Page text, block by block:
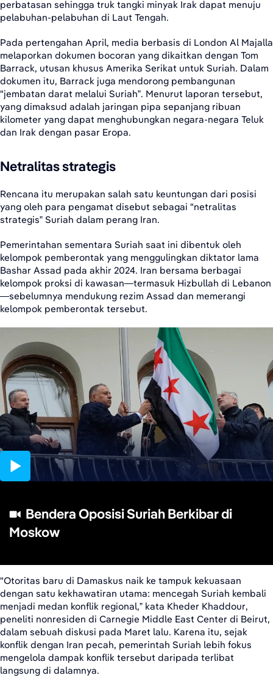
perbatasan sehingga truk tangki minyak Irak dapat menuju
pelabuhan-pelabuhan di Laut Tengah.
Pada pertengahan April, media berbasis di London Al Majalla
melaporkan dokumen bocoran yang dikaitkan dengan Tom
Barrack, utusan khusus Amerika Serikat untuk Suriah. Dalam
dokumen itu, Barrack juga mendorong pembangunan
"jembatan darat melalui Suriah”. Menurut laporan tersebut,
yang dimaksud adalah jaringan pipa sepanjang ribuan
kilometer yang dapat menghubungkan negara-negara Teluk
dan Irak dengan pasar Eropa.
Netralitas strategis
Rencana itu merupakan salah satu keuntungan dari posisi
yang oleh para pengamat disebut sebagai "netralitas
strategis” Suriah dalam perang Iran.
Pemerintahan sementara Suriah saat ini dibentuk oleh
kelompok pemberontak yang menggulingkan diktator lama
Bashar Assad pada akhir 2024. Iran bersama berbagai
kelompok proksi di kawasan—termasuk Hizbullah di Lebanon
—sebelumnya mendukung rezim Assad dan memerangi
kelompok pemberontak tersebut.
Bendera Oposisi Suriah Berkibar di
Moskow
00:39
"Otoritas baru di Damaskus naik ke tampuk kekuasaan
dengan satu kekhawatiran utama: mencegah Suriah kembali
menjadi medan konflik regional,” kata Kheder Khaddour,
peneliti nonresiden di Carnegie Middle East Center di Beirut,
dalam sebuah diskusi pada Maret lalu. Karena itu, sejak
konflik dengan Iran pecah, pemerintah Suriah lebih fokus
mengelola dampak konflik tersebut daripada terlibat
langsung di dalamnya.